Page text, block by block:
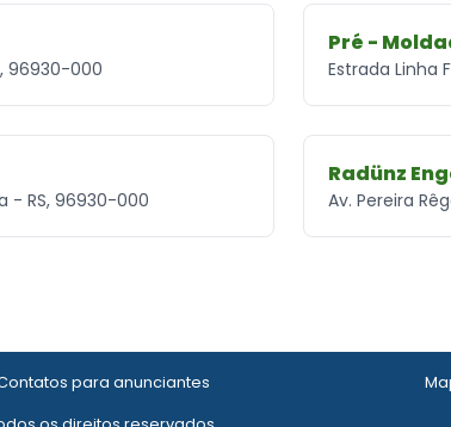
96930-000
Pré -
Estrada Linha
- RS, 96930-000
Radünz
Av. Pereira
para anunciantes